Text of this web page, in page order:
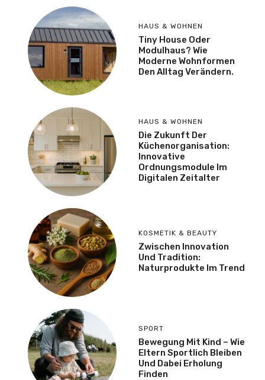
HAUS & WOHNEN
Tiny House Oder
Modulhaus? Wie
Moderne Wohnformen
Den Alltag Verändern.
HAUS & WOHNEN
Die Zukunft Der
Küchenorganisation:
Innovative
Ordnungsmodule Im
Digitalen Zeitalter
KOSMETIK & BEAUTY
Zwischen Innovation
Und Tradition:
Naturprodukte Im Trend
SPORT
Bewegung Mit Kind – Wie
Eltern Sportlich Bleiben
Und Dabei Erholung
Finden